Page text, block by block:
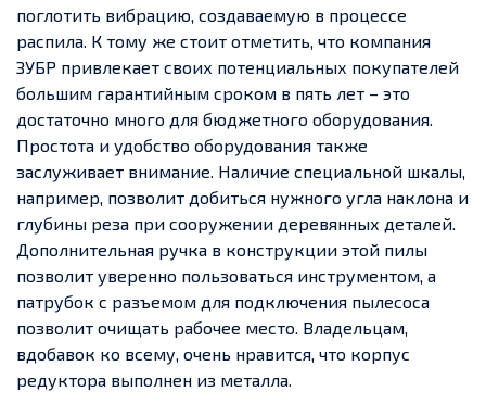
поглотить вибрацию, создаваемую в процессе
распила. К тому же стоит отметить, что компания
ЗУБР привлекает своих потенциальных покупателей
большим гарантийным сроком в пять лет – это
достаточно много для бюджетного оборудования.
Простота и удобство оборудования также
заслуживает внимание. Наличие специальной шкалы,
например, позволит добиться нужного угла наклона и
глубины реза при сооружении деревянных деталей.
Дополнительная ручка в конструкции этой пилы
позволит уверенно пользоваться инструментом, а
патрубок с разъемом для подключения пылесоса
позволит очищать рабочее место. Владельцам,
вдобавок ко всему, очень нравится, что корпус
редуктора выполнен из металла.